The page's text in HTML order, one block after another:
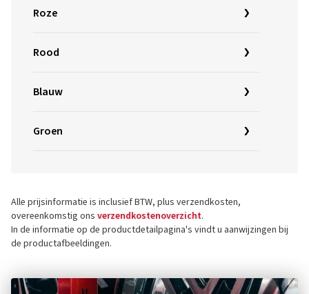
Roze
Rood
Blauw
Groen
Alle prijsinformatie is inclusief BTW, plus verzendkosten,
overeenkomstig ons verzendkostenoverzicht.
In de informatie op de productdetailpagina's vindt u aanwijzingen bij
de productafbeeldingen.